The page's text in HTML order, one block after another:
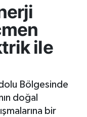
ile
Bölgesinde
doğal
bir